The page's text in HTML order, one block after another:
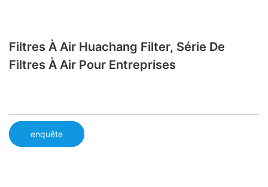
Filtres À Air Huachang Filter, Série De
Filtres À Air Pour Entreprises
enquête